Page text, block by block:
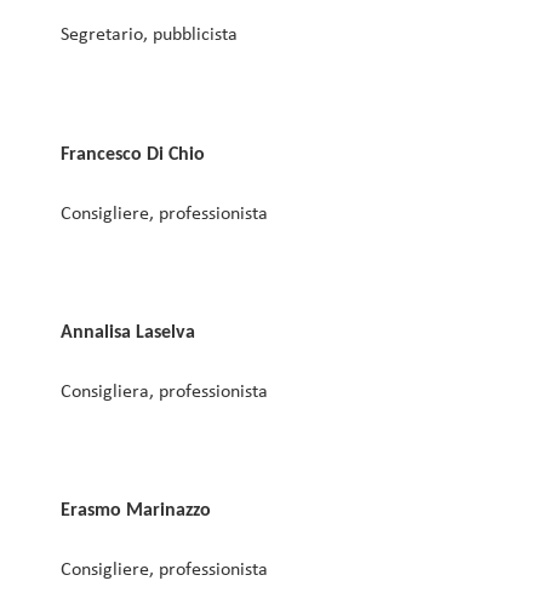
Segretario, pubblicista
Francesco Di Chio
Consigliere, professionista
Annalisa Laselva
Consigliera, professionista
Erasmo Marinazzo
Consigliere, professionista